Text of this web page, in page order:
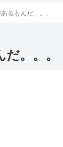
るもんだ。。。
。。。